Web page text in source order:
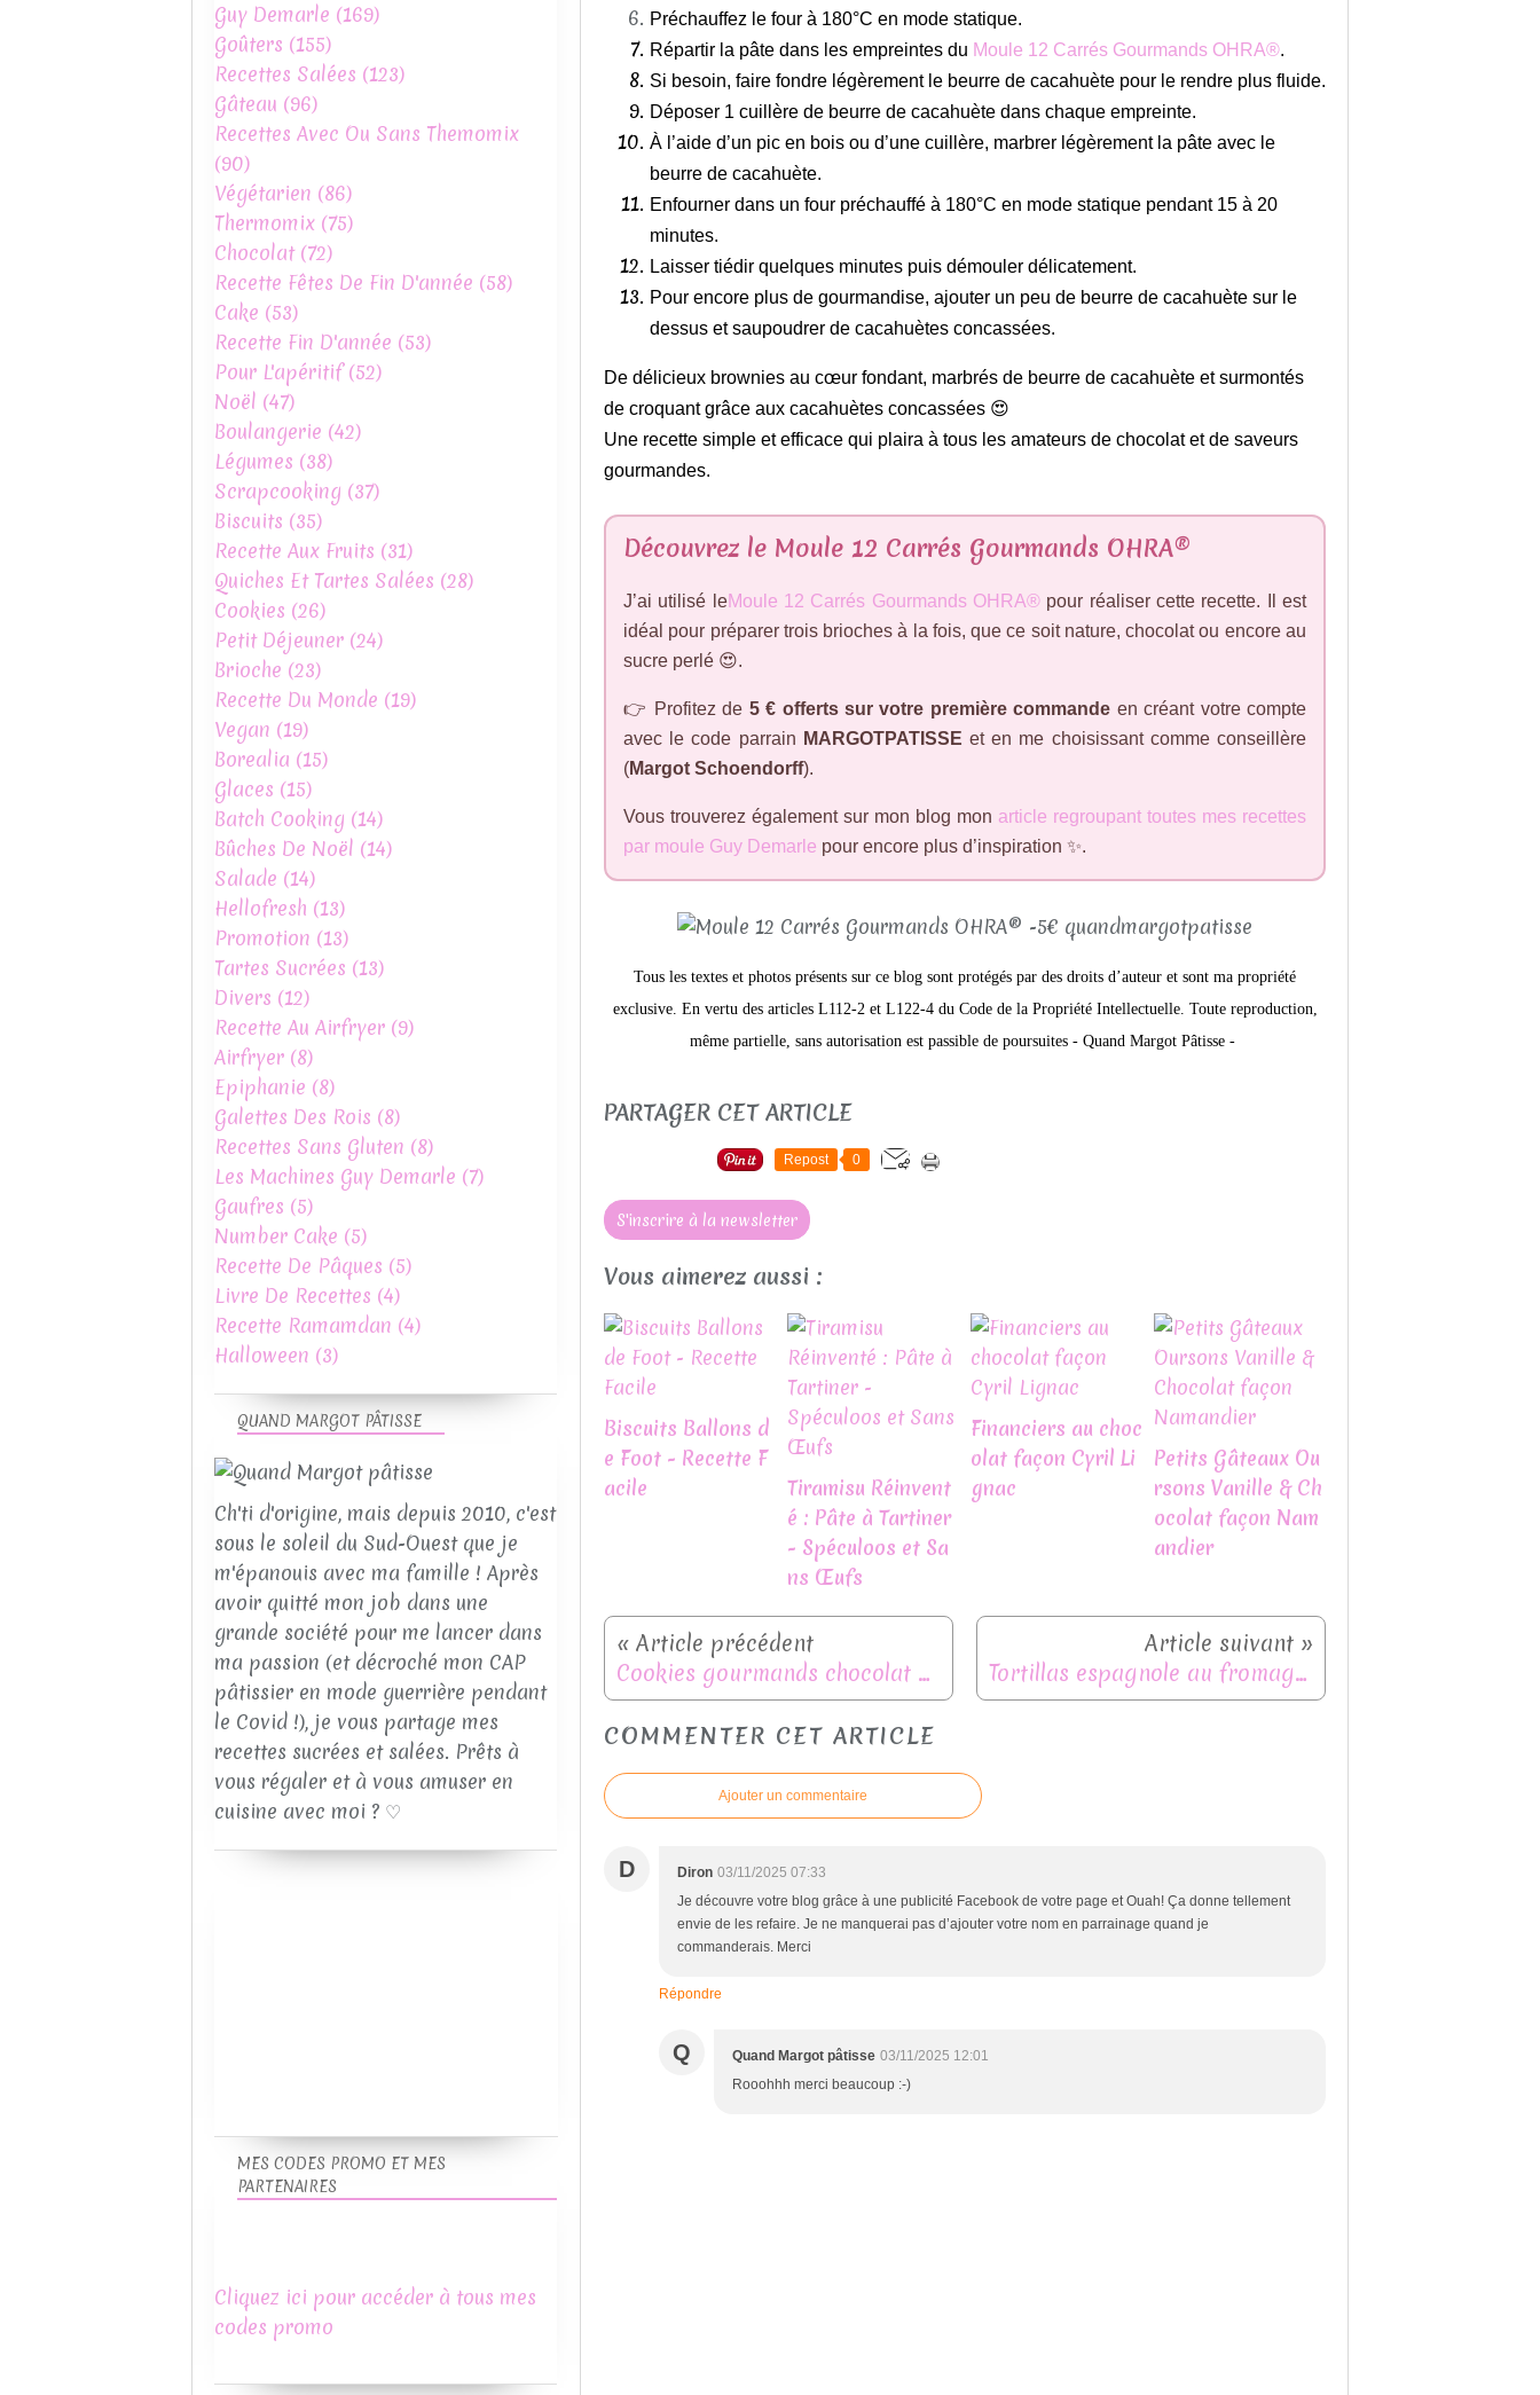
Préchauffez le four à 180°C en mode statique.
Répartir la pâte dans les empreintes du Moule 12 Carrés Gourmands OHRA®.
Si besoin, faire fondre légèrement le beurre de cacahuète pour le rendre plus fluide.
Déposer 1 cuillère de beurre de cacahuète dans chaque empreinte.
À l’aide d’un pic en bois ou d’une cuillère, marbrer légèrement la pâte avec le
beurre de cacahuète.
Enfourner dans un four préchauffé à 180°C en mode statique pendant 15 à 20
minutes.
Laisser tiédir quelques minutes puis démouler délicatement.
Pour encore plus de gourmandise, ajouter un peu de beurre de cacahuète sur le
dessus et saupoudrer de cacahuètes concassées.
De délicieux brownies au cœur fondant, marbrés de beurre de cacahuète et surmontés
de croquant grâce aux cacahuètes concassées 😍
Une recette simple et efficace qui plaira à tous les amateurs de chocolat et de saveurs
gourmandes.
Découvrez le Moule 12 Carrés Gourmands OHRA®
J’ai utilisé leMoule 12 Carrés Gourmands OHRA® pour réaliser cette recette. Il est
idéal pour préparer trois brioches à la fois, que ce soit nature, chocolat ou encore au
sucre perlé 😍.
👉 Profitez de 5 € offerts sur votre première commande en créant votre compte
avec le code parrain MARGOTPATISSE et en me choisissant comme conseillère
(Margot Schoendorff).
Vous trouverez également sur mon blog mon article regroupant toutes mes recettes
par moule Guy Demarle pour encore plus d’inspiration ✨.
Tous les textes et photos présents sur ce blog sont protégés par des droits d’auteur et sont ma propriété
exclusive. En vertu des articles L112-2 et L122-4 du Code de la Propriété Intellectuelle. Toute reproduction,
même partielle, sans autorisation est passible de poursuites - Quand Margot Pâtisse -
PARTAGER CET ARTICLE
Repost 0
S'inscrire à la newsletter
Vous aimerez aussi :
Biscuits Ballons d
e Foot - Recette F
acile
Tiramisu Réinvent
é : Pâte à Tartiner
- Spéculoos et Sa
ns Œufs
Financiers au choc
olat façon Cyril Li
gnac
Petits Gâteaux Ou
rsons Vanille & Ch
ocolat façon Nam
andier
Cookies gourmands chocolat noir, flocons d’avoine et noisettes Tortillas espagnole au fromage (facile et gourmande)
COMMENTER CET ARTICLE
Ajouter un commentaire
D Diron 03/11/2025 07:33
Je découvre votre blog grâce à une publicité Facebook de votre page et Ouah! Ça donne tellement
envie de les refaire. Je ne manquerai pas d’ajouter votre nom en parrainage quand je
commanderais. Merci
Répondre
Q Quand Margot pâtisse 03/11/2025 12:01
Rooohhh merci beaucoup :-)
QUAND MARGOT PÂTISSE
Ch'ti d'origine, mais depuis 2010, c'est
sous le soleil du Sud-Ouest que je
m'épanouis avec ma famille ! Après
avoir quitté mon job dans une
grande société pour me lancer dans
ma passion (et décroché mon CAP
pâtissier en mode guerrière pendant
le Covid !), je vous partage mes
recettes sucrées et salées. Prêts à
vous régaler et à vous amuser en
cuisine avec moi ? ♡
Guy Demarle (169)
Goûters (155)
Recettes Salées (123)
Gâteau (96)
Recettes Avec Ou Sans Themomix
(90)
Végétarien (86)
Thermomix (75)
Chocolat(72)
Recette Fêtes De Fin D'année (58)
Cake (53)
Recette Fin D'année (53)
Pour L'apéritif(52)
Noël (47)
Boulangerie (42)
Légumes (38)
Scrapcooking (37)
Biscuits (35)
Recette Aux Fruits (31)
Quiches Et Tartes Salées (28)
Cookies (26)
Petit Déjeuner (24)
Brioche (23)
Recette Du Monde (19)
Vegan (19)
Borealia (15)
Glaces (15)
Batch Cooking (14)
Bûches De Noël (14)
Salade (14)
Hellofresh (13)
Promotion (13)
Tartes Sucrées (13)
Divers (12)
Recette Au Airfryer (9)
Airfryer (8)
Epiphanie (8)
Galettes Des Rois (8)
Recettes Sans Gluten (8)
Les Machines Guy Demarle (7)
Gaufres (5)
Number Cake (5)
Recette De Pâques (5)
Livre De Recettes (4)
Recette Ramamdan (4)
Halloween (3)
MES CODES PROMO ET MES
PARTENAIRES
Cliquez ici pour accéder à tous mes
codes promo